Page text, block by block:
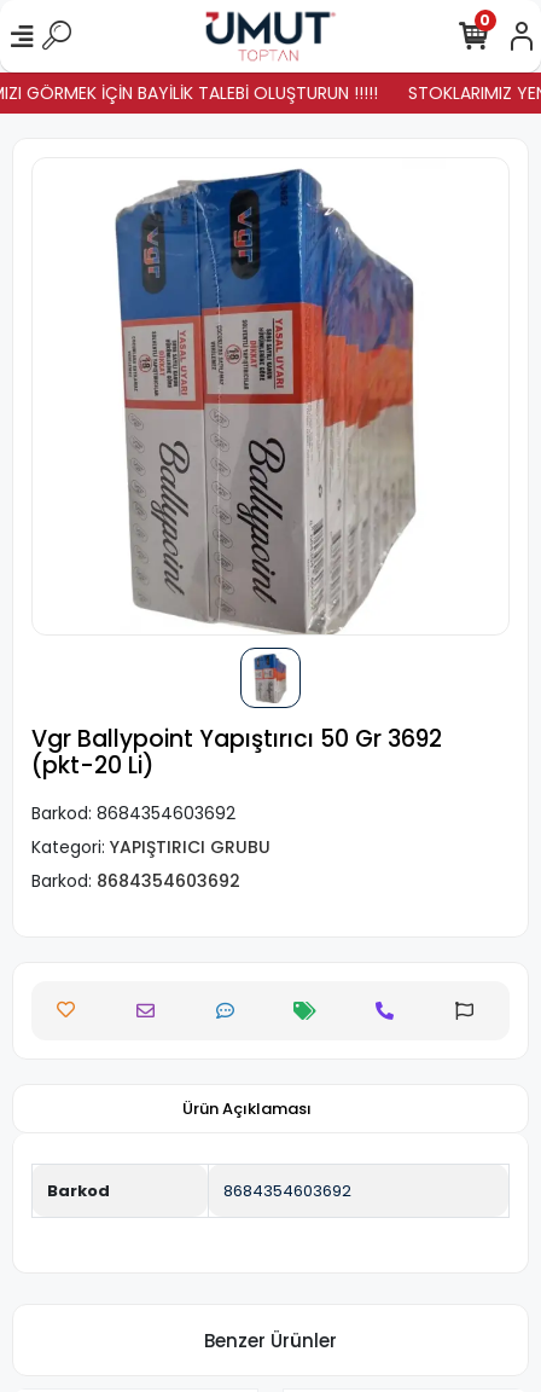
GÖRMEK İÇİN BAYİLİK TALEBİ OLUŞTURUN !!!!! STOKLARIMIZ
0
Vgr Ballypoint Yapıştırıcı 50 Gr 3692
(pkt-20 Li)
Barkod: 8684354603692
Kategori: YAPIŞTIRICI GRUBU
Barkod: 8684354603692
Ürün Açıklaması
Barkod 8684354603692
Benzer Ürünler